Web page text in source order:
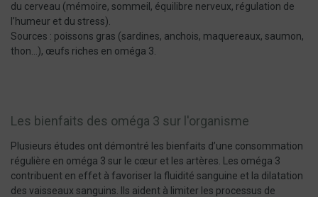
du cerveau (mémoire, sommeil, équilibre nerveux, régulation de
l’humeur et du stress).
Sources : poissons gras (sardines, anchois, maquereaux, saumon,
thon…), œufs riches en oméga 3.
Les bienfaits des oméga 3 sur l'organisme
Plusieurs études ont démontré les bienfaits d’une consommation
régulière en oméga 3 sur le cœur et les artères. Les oméga 3
contribuent en effet à favoriser la fluidité sanguine et la dilatation
des vaisseaux sanguins. Ils aident à limiter les processus de